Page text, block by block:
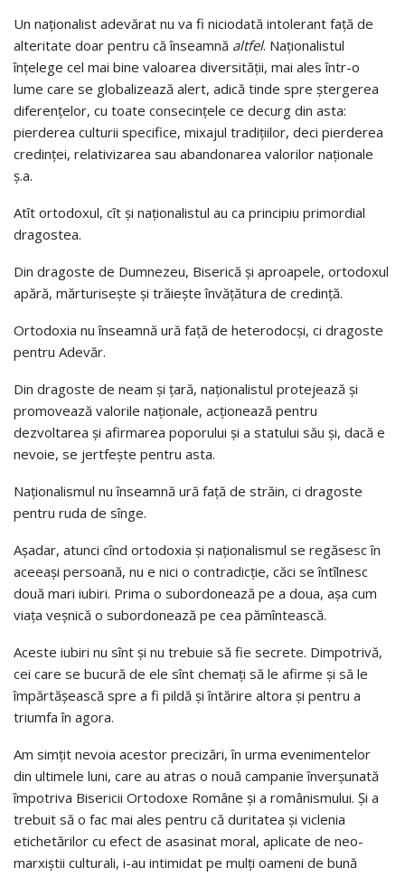
Un naţionalist adevărat nu va fi niciodată intolerant faţă de
alteritate doar pentru că înseamnă altfel. Naţionalistul
înţelege cel mai bine valoarea diversităţii, mai ales într-o
lume care se globalizează alert, adică tinde spre ştergerea
diferenţelor, cu toate consecinţele ce decurg din asta:
pierderea culturii specifice, mixajul tradiţiilor, deci pierderea
credinţei, relativizarea sau abandonarea valorilor naţionale
ş.a.
Atît ortodoxul, cît şi naţionalistul au ca principiu primordial
dragostea.
Din dragoste de Dumnezeu, Biserică şi aproapele, ortodoxul
apără, mărturiseşte şi trăieşte învăţătura de credinţă.
Ortodoxia nu înseamnă ură faţă de heterodocşi, ci dragoste
pentru Adevăr.
Din dragoste de neam şi ţară, naţionalistul protejează şi
promovează valorile naţionale, acţionează pentru
dezvoltarea şi afirmarea poporului şi a statului său şi, dacă e
nevoie, se jertfeşte pentru asta.
Naţionalismul nu înseamnă ură faţă de străin, ci dragoste
pentru ruda de sînge.
Aşadar, atunci cînd ortodoxia şi naţionalismul se regăsesc în
aceeaşi persoană, nu e nici o contradicţie, căci se întîlnesc
două mari iubiri. Prima o subordonează pe a doua, aşa cum
viaţa veşnică o subordonează pe cea pămîntească.
Aceste iubiri nu sînt şi nu trebuie să fie secrete. Dimpotrivă,
cei care se bucură de ele sînt chemaţi să le afirme şi să le
împărtăşească spre a fi pildă şi întărire altora şi pentru a
triumfa în agora.
Am simţit nevoia acestor precizări, în urma evenimentelor
din ultimele luni, care au atras o nouă campanie înverşunată
împotriva Bisericii Ortodoxe Române şi a românismului. Şi a
trebuit să o fac mai ales pentru că duritatea şi viclenia
etichetărilor cu efect de asasinat moral, aplicate de neo-
marxiştii culturali, i-au intimidat pe mulţi oameni de bună